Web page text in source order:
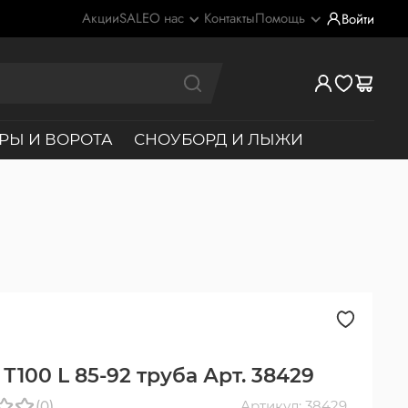
АкцииSALEО нас КонтактыПомощь Войти
И ВОРОТА СНОУБОРД И ЛЫЖИ
L 85-92 труба Арт. 38429